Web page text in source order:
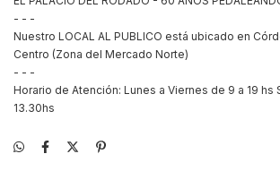
- - -
Nuestro LOCAL AL PUBLICO está ubicado en
Centro (Zona del Mercado Norte)
- - -
Horario de Atención: Lunes a Viernes de 9 a 19 hs
13.30hs